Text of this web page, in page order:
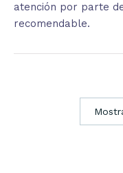
atención por parte
recomendable.